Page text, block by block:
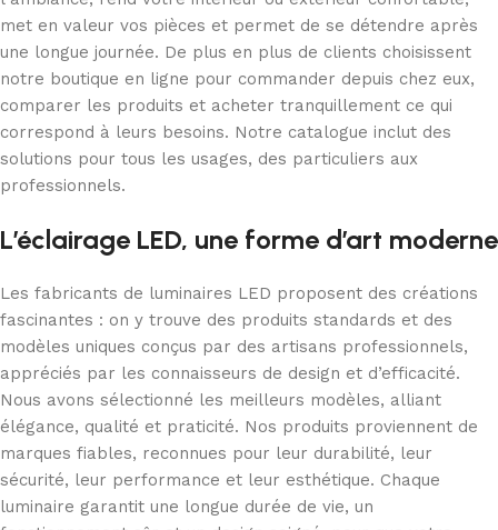
met en valeur vos pièces et permet de se détendre après
une longue journée. De plus en plus de clients choisissent
notre boutique en ligne pour commander depuis chez eux,
comparer les produits et acheter tranquillement ce qui
correspond à leurs besoins. Notre catalogue inclut des
solutions pour tous les usages, des particuliers aux
professionnels.
L’éclairage LED, une forme d’art moderne
Les fabricants de luminaires LED proposent des créations
fascinantes : on y trouve des produits standards et des
modèles uniques conçus par des artisans professionnels,
appréciés par les connaisseurs de design et d’efficacité.
Nous avons sélectionné les meilleurs modèles, alliant
élégance, qualité et praticité. Nos produits proviennent de
marques fiables, reconnues pour leur durabilité, leur
sécurité, leur performance et leur esthétique. Chaque
luminaire garantit une longue durée de vie, un